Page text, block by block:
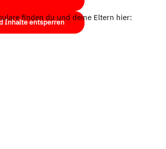
Inhalte entsperren
finden du und deine Eltern hier: